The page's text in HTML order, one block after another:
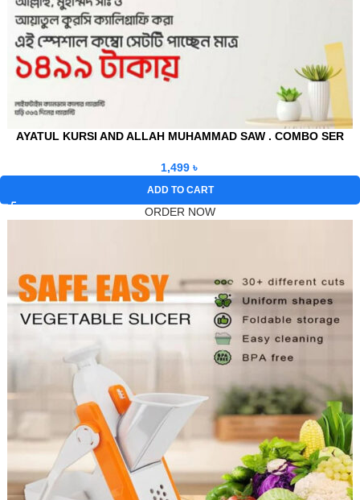
AYATUL KURSI AND ALLAH MUHAMMAD SAW . COMBO SER
1,499 ৳
ADD TO CART
ORDER NOW